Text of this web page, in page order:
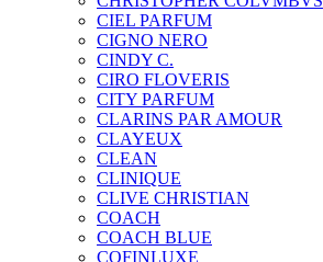
CIEL PARFUM
CIGNO NERO
CINDY C.
CIRO FLOVERIS
CITY PARFUM
CLARINS PAR AMOUR
CLAYEUX
CLEAN
CLINIQUE
CLIVE CHRISTIAN
COACH
COACH BLUE
COFINLUXE